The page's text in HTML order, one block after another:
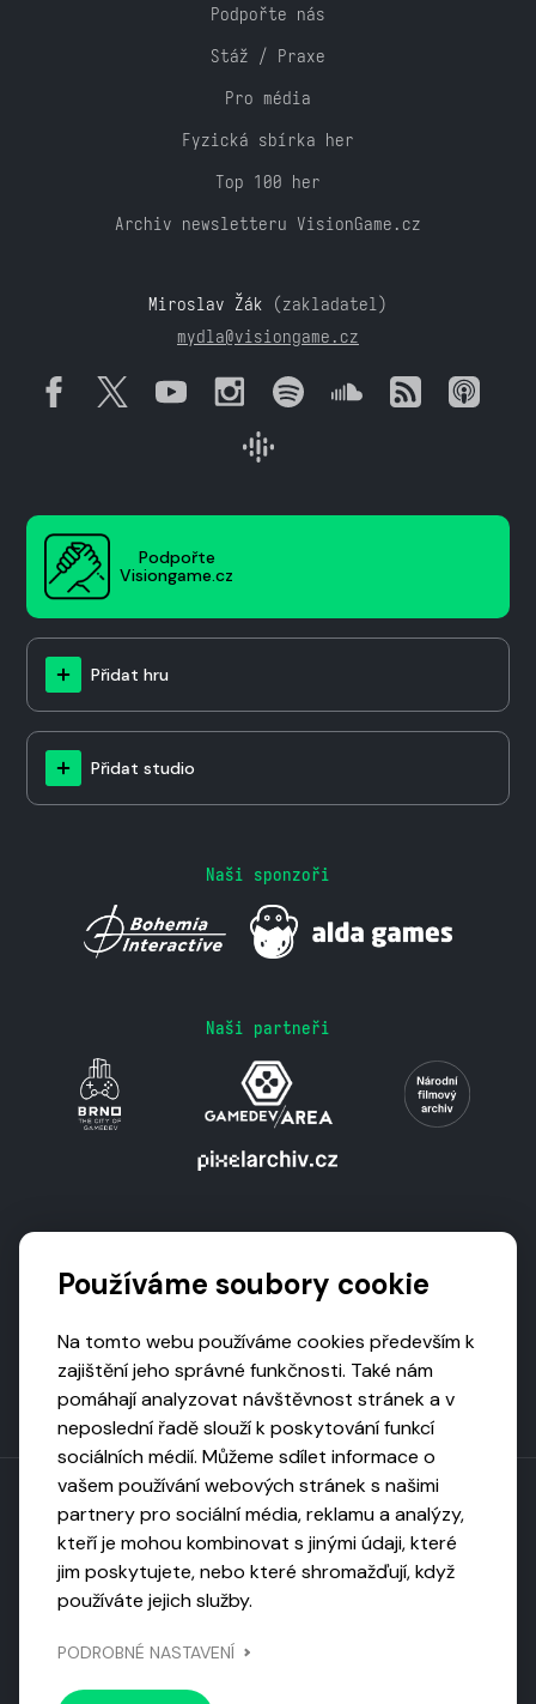
Podpořte nás
Stáž / Praxe
Pro média
Fyzická sbírka her
Top 100 her
Archiv newsletteru VisionGame.cz
Miroslav Žák (zakladatel)
mydla@visiongame.cz
Podpořte
Visiongame.cz
Přidat hru
Přidat studio
Naši sponzoři
Naši partneři
Toto dílo podléhá licenci CC BY-NC-ND
Uveďte původ, neužívejte komerčně, nezpracovávejte.
Národní knihovnou ČR
Používáme soubory cookie
Na tomto webu používáme cookies především k
zajištění jeho správné funkčnosti. Také nám
pomáhají analyzovat návštěvnost stránek a v
neposlední řadě slouží k poskytování funkcí
sociálních médií. Můžeme sdílet informace o
vašem používání webových stránek s našimi
partnery pro sociální média, reklamu a analýzy,
kteří je mohou kombinovat s jinými údaji, které
jim poskytujete, nebo které shromažďují, když
používáte jejich služby.
PODROBNÉ NASTAVENÍ